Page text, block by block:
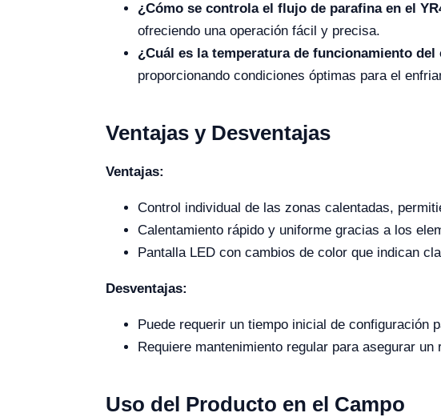
¿Cómo se controla el flujo de parafina en el
ofreciendo una operación fácil y precisa.
¿Cuál es la temperatura de funcionamiento del
proporcionando condiciones óptimas para el
Ventajas y Desventajas
Ventajas:
Control individual de las zonas calentadas,
Calentamiento rápido y uniforme gracias a los
Pantalla LED con cambios de color que indican
Desventajas:
Puede requerir un tiempo inicial de configuración
Requiere mantenimiento regular para asegurar
Uso del Producto en el Campo